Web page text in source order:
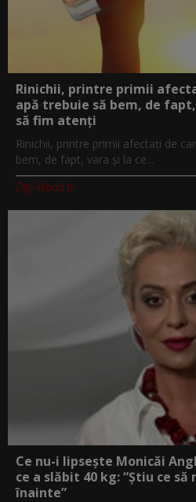
Rinichii, printre primii
apă trebuie să bem, de
să fim atenți
Rinichii, printre primii afectați de
bem, de fapt, vara și la ce...
Digi-World.tv
Ce nu-i lipsește Monicăi
ce a slăbit 40 kg: “Știu ce
înainte”